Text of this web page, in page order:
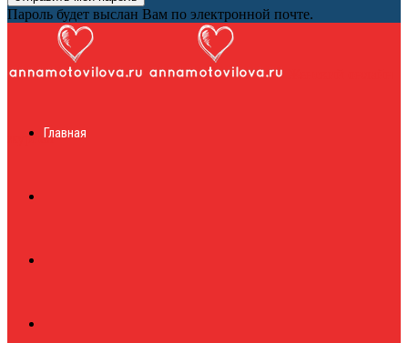
Пароль будет выслан Вам по электронной почте.
журналГлавная